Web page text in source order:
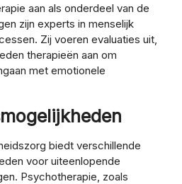
aan als onderdeel van de
zijn experts in menselijk
Zij voeren evaluaties uit,
therapieën aan om
met emotionele
biedt verschillende
voor uiteenlopende
Psychotherapie, zoals